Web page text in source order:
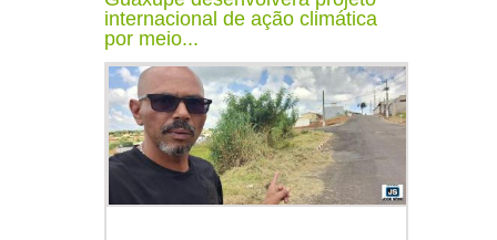
internacional de ação climática
por meio...